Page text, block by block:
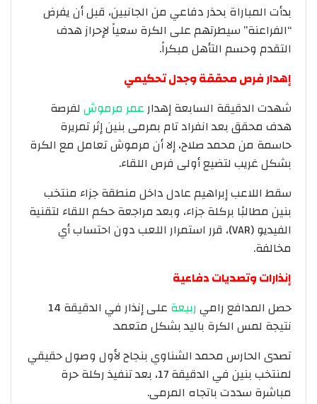
بدأت المباراة بحذر دفاعي من الجانبين، قبل أن يفرض
“الفراعنة” سيطرتهم على الكرة سعياً لإحراز هدف
التقدم وحسم التأهل مبكراً.
إهدار فرص محققة وجدل تحكيمي
شهدت الدقيقة السابعة إهدارعمر مرموش لفرصة
هدف محقق بعد انفراد تام بمرمى بنين إثر تمريرة
حاسمة من محمد صلاح، إلا أن مرموش تعامل مع الكرة
بشكل غريب لتضيع أولى فرص اللقاء.
سقط اللاعب إبراهيم عادل داخل منطقة جزاء منتخب
بنين مطالبًا بركلة جزاء، وبعد مراجعة حكم اللقاء لتقنية
الفيديو (VAR)، قرر استمرار اللعب دون احتساب أي
مخالفة.
إنذارات وتصديات دفاعية
حصل المدافع رامي ربيعة
على إنذار في الدقيقة 14
نتيجة لمس الكرة باليد بشكل متعمد.
تصدى الحارس محمد الشناوي بنجاح لأول وصول حقيقي
لمنتخب بنين في الدقيقة 17، بعد تنفيذ ركلة حرة
مباشرة سددت باتجاه المرمى.